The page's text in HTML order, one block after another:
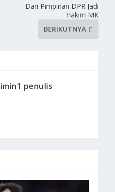
Dari Pimpinan DPR Jadi
Hakim MK
BERIKUTNYA
penulis